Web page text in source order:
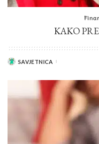
KAKO
SAVJETNICA